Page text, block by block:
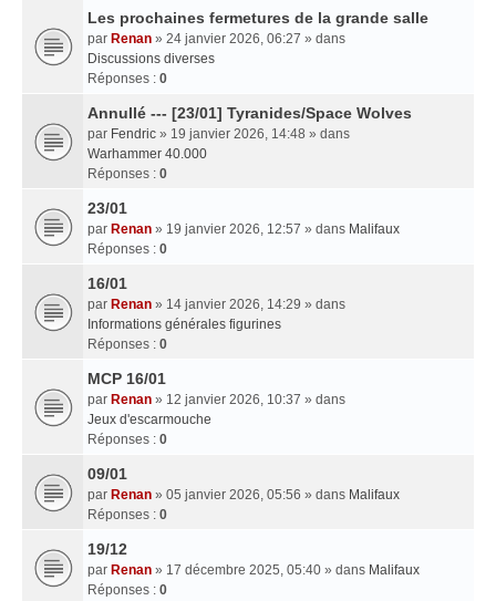
Les prochaines fermetures de la grande salle
par Renan » 24 janvier 2026, 06:27 » dans
Discussions diverses
Réponses : 0
Annullé --- [23/01] Tyranides/Space Wolves
par Fendric » 19 janvier 2026, 14:48 » dans
Warhammer 40.000
Réponses : 0
23/01
par Renan » 19 janvier 2026, 12:57 » dans Malifaux
Réponses : 0
16/01
par Renan » 14 janvier 2026, 14:29 » dans
Informations générales figurines
Réponses : 0
MCP 16/01
par Renan » 12 janvier 2026, 10:37 » dans
Jeux d'escarmouche
Réponses : 0
09/01
par Renan » 05 janvier 2026, 05:56 » dans Malifaux
Réponses : 0
19/12
par Renan » 17 décembre 2025, 05:40 » dans Malifaux
Réponses : 0